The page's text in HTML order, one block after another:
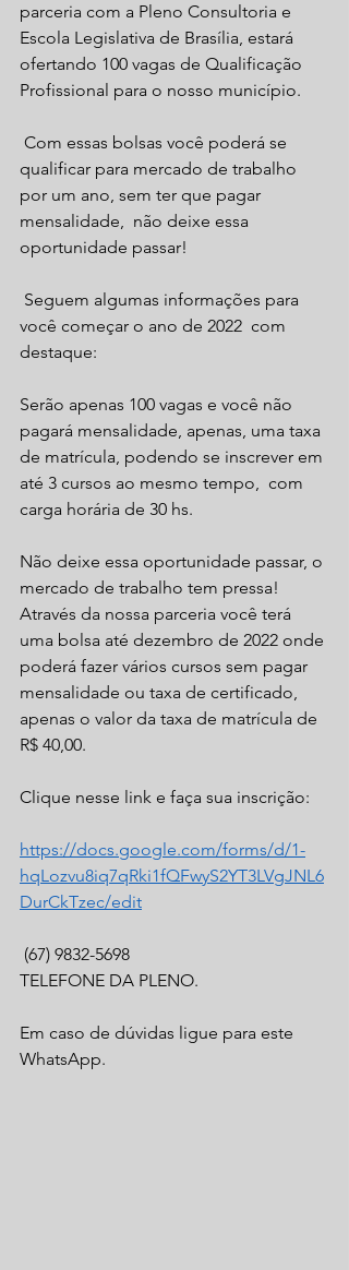
parceria com a Pleno Consultoria e
Escola Legislativa de Brasília, estará
ofertando 100 vagas de Qualificação
Profissional para o nosso município.
qualificar para mercado de trabalho
por um ano, sem ter que pagar
mensalidade,  não deixe essa
oportunidade passar!
você começar o ano de 2022  com
destaque:
Serão apenas 100 vagas e você não
pagará mensalidade, apenas, uma taxa
de matrícula, podendo se inscrever em
até 3 cursos ao mesmo tempo,  com
carga horária de 30 hs.
Não deixe essa oportunidade passar, o
mercado de trabalho tem pressa!
Através da nossa parceria você terá
uma bolsa até dezembro de 2022 onde
poderá fazer vários cursos sem pagar
mensalidade ou taxa de certificado,
apenas o valor da taxa de matrícula de
R$ 40,00.
Clique nesse link e faça sua inscrição:
https://docs.google.com/forms/d/1-
hqLozvu8iq7qRki1fQFwyS2YT3LVgJNL6
DurCkTzec/edit
(67) 9832-5698
TELEFONE DA PLENO.
Em caso de dúvidas ligue para este
WhatsApp.